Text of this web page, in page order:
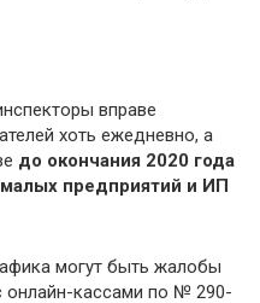
вправе
хоть ежедневно, а
до окончания 2020 года
предприятий и ИП
могут быть жалобы
онлайн-кассами по № 290-